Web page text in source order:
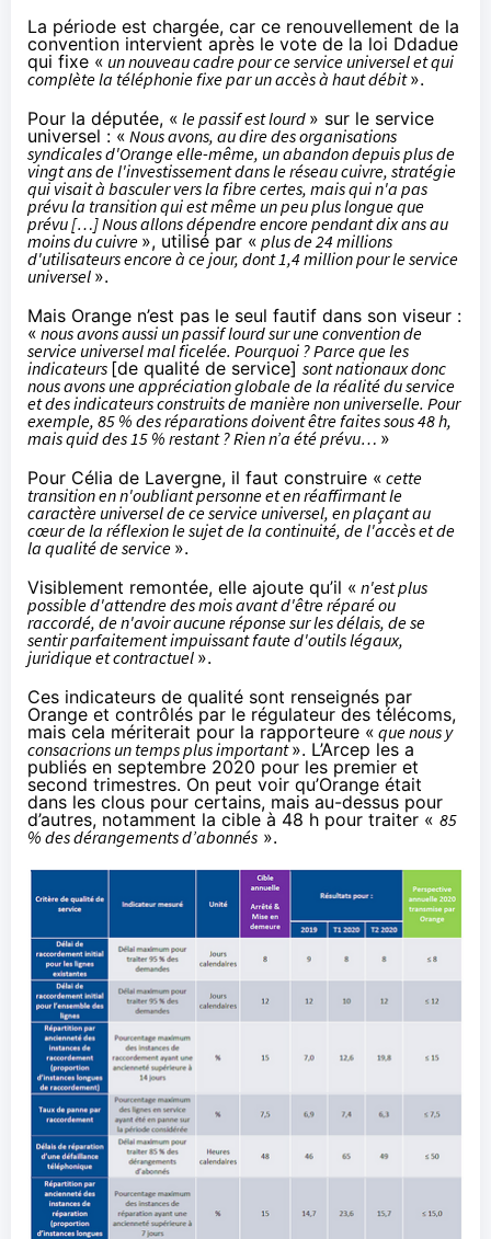
La période est chargée, car ce renouvellement de la
convention intervient après le vote de la loi Ddadue
qui fixe « un nouveau cadre pour ce service universel et qui
complète la téléphonie fixe par un accès à haut débit».
Pour la députée, « le passif est lourd » sur le service
universel : « Nous avons, au dire des organisations
syndicales d'Orange elle-même, un abandon depuis plus de
vingt ans de l'investissement dans le réseau cuivre, stratégie
qui visait à basculer vers la fibre certes, mais qui n'a pas
prévu la transition qui est même un peu plus longue que
prévu […] Nous allons dépendre encore pendant dix ans au
moins du cuivre », utilisé par « plus de 24 millions
d'utilisateurs encore à ce jour, dont 1,4 million pour le service
universel ».
Mais Orange n’est pas le seul fautif dans son viseur :
« nous avons aussi un passif lourd sur une convention de
service universel mal ficelée. Pourquoi ? Parce que les
indicateurs [de qualité de service] sont nationaux donc
nous avons une appréciation globale de la réalité du service
et des indicateurs construits de manière non universelle. Pour
exemple, 85 % des réparations doivent être faites sous 48 h,
mais quid des 15 % restant ? Rien n’a été prévu… »
Pour Célia de Lavergne, il faut construire « cette
transition en n'oubliant personne et en réaffirmant le
caractère universel de ce service universel, en plaçant au
cœur de la réflexion le sujet de la continuité, de l'accès et de
la qualité de service ».
Visiblement remontée, elle ajoute qu’il « n'est plus
possible d'attendre des mois avant d'être réparé ou
raccordé, de n'avoir aucune réponse sur les délais, de se
sentir parfaitement impuissant faute d'outils légaux,
juridique et contractuel ».
Ces indicateurs de qualité sont renseignés par
Orange et contrôlés par le régulateur des télécoms,
mais cela mériterait pour la rapporteure « que nous y
consacrions un temps plus important». L’Arcep les a
publiés en septembre 2020 pour les premier et
second trimestres. On peut voir qu’Orange était
dans les clous pour certains, mais au-dessus pour
d’autres, notamment la cible à 48 h pour traiter « 85
% des dérangements d’abonnés ».